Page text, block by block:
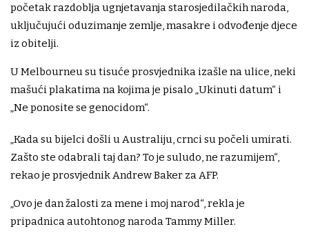
početak razdoblja ugnjetavanja starosjedilačkih naroda,
uključujući oduzimanje zemlje, masakre i odvođenje djece
iz obitelji.
U Melbourneu su tisuće prosvjednika izašle na ulice, neki
mašući plakatima na kojima je pisalo „Ukinuti datum“ i
„Ne ponosite se genocidom“.
„Kada su bijelci došli u Australiju, crnci su počeli umirati.
Zašto ste odabrali taj dan? To je suludo, ne razumijem“,
rekao je prosvjednik Andrew Baker za AFP.
„Ovo je dan žalosti za mene i moj narod“, rekla je
pripadnica autohtonog naroda Tammy Miller.